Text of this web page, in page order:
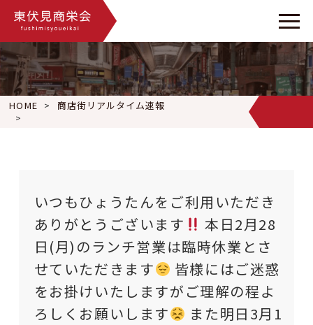
HOME
商店街リアルタイム速報
いつもひょうたんをご利用いただきありがとうございます
いつもひょうたんをご利用いただき
ありがとうございます
本日2月28
日(月)のランチ営業は臨時休業とさ
せていただきます
皆様にはご迷惑
をお掛けいたしますがご理解の程よ
ろしくお願いします
また明日3月1